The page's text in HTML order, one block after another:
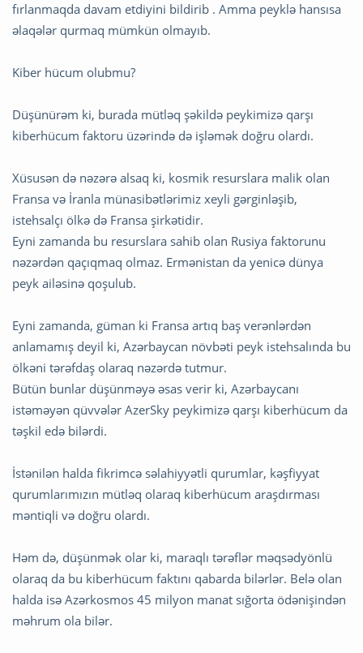
fırlanmaqda davam etdiyini bildirib . Amma peyklə hansısa
əlaqələr qurmaq mümkün olmayıb.
Kiber hücum olubmu?
Düşünürəm ki, burada mütləq şəkildə peykimizə qarşı
kiberhücum faktoru üzərində də işləmək doğru olardı.
Xüsusən də nəzərə alsaq ki, kosmik resurslara malik olan
Fransa və İranla münasibətlərimiz xeyli gərginləşib,
istehsalçı ölkə də Fransa şirkətidir.
Eyni zamanda bu resurslara sahib olan Rusiya faktorunu
nəzərdən qaçıqmaq olmaz. Ermənistan da yenicə dünya
peyk ailəsinə qoşulub.
Eyni zamanda, güman ki Fransa artıq baş verənlərdən
anlamamış deyil ki, Azərbaycan növbəti peyk istehsalında bu
ölkəni tərəfdaş olaraq nəzərdə tutmur.
Bütün bunlar düşünməyə əsas verir ki, Azərbaycanı
istəməyən qüvvələr AzerSky peykimizə qarşı kiberhücum da
təşkil edə bilərdi.
İstənilən halda fikrimcə səlahiyyətli qurumlar, kəşfiyyat
qurumlarımızın mütləq olaraq kiberhücum araşdırması
məntiqli və doğru olardı.
Həm də, düşünmək olar ki, maraqlı tərəflər məqsədyönlü
olaraq da bu kiberhücum faktını qabarda bilərlər. Belə olan
halda isə Azərkosmos 45 milyon manat sığorta ödənişindən
məhrum ola bilər.